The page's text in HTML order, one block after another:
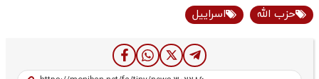
حزب الله اسراییل